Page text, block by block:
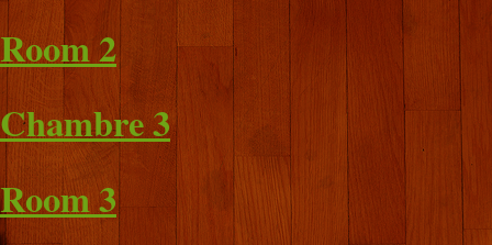
Room 2
Chambre 3
Room 3